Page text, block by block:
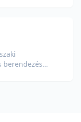
berendezés